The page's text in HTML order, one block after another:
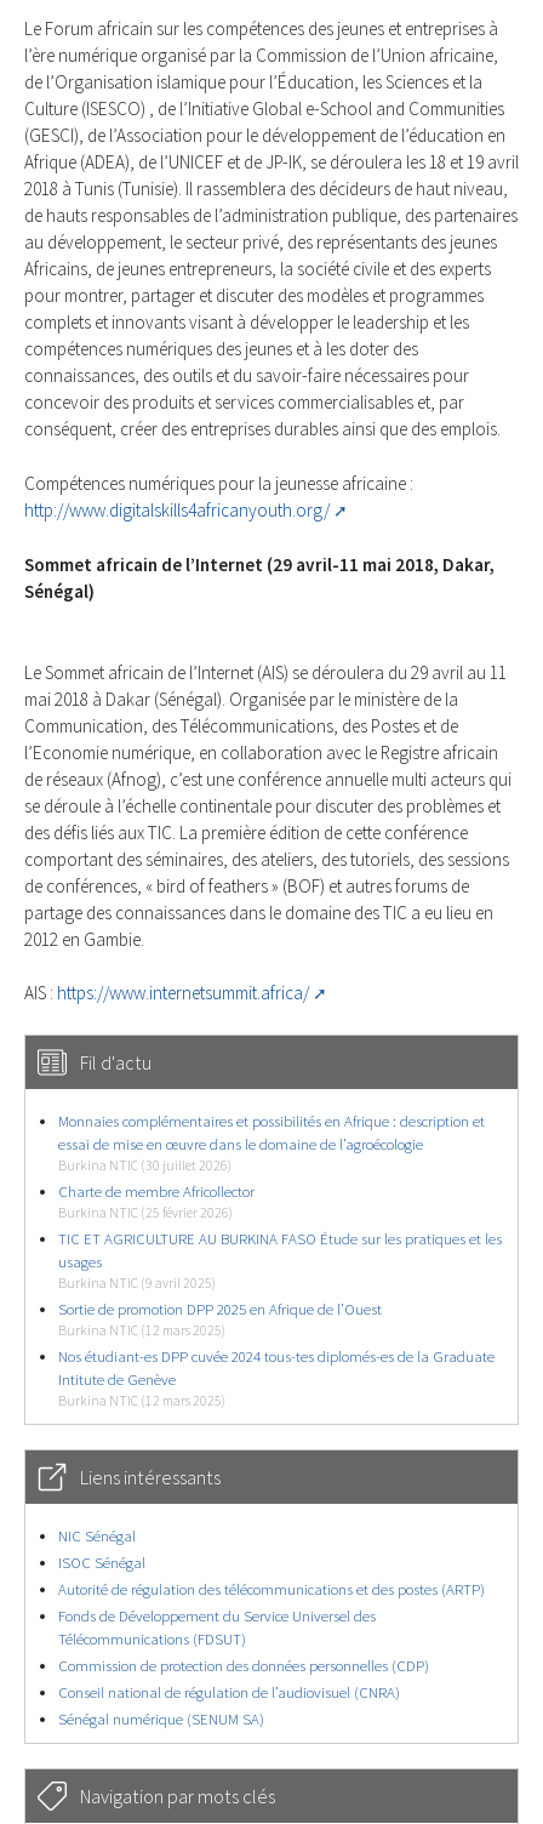
Le Forum africain sur les compétences des jeunes et entreprises à
l’ère numérique organisé par la Commission de l’Union africaine,
de l’Organisation islamique pour l’Éducation, les Sciences et la
Culture (ISESCO) , de l’Initiative Global e-School and Communities
(GESCI), de l’Association pour le développement de l’éducation en
Afrique (ADEA), de l’UNICEF et de JP-IK, se déroulera les 18 et 19 avril
2018 à Tunis (Tunisie). Il rassemblera des décideurs de haut niveau,
de hauts responsables de l’administration publique, des partenaires
au développement, le secteur privé, des représentants des jeunes
Africains, de jeunes entrepreneurs, la société civile et des experts
pour montrer, partager et discuter des modèles et programmes
complets et innovants visant à développer le leadership et les
compétences numériques des jeunes et à les doter des
connaissances, des outils et du savoir-faire nécessaires pour
concevoir des produits et services commercialisables et, par
conséquent, créer des entreprises durables ainsi que des emplois.
Compétences numériques pour la jeunesse africaine :
http://www.digitalskills4africanyouth.org/
Sommet africain de l’Internet (29 avril-11 mai 2018, Dakar,
Sénégal)
Le Sommet africain de l’Internet (AIS) se déroulera du 29 avril au 11
mai 2018 à Dakar (Sénégal). Organisée par le ministère de la
Communication, des Télécommunications, des Postes et de
l’Economie numérique, en collaboration avec le Registre africain
de réseaux (Afnog), c’est une conférence annuelle multi acteurs qui
se déroule à l’échelle continentale pour discuter des problèmes et
des défis liés aux TIC. La première édition de cette conférence
comportant des séminaires, des ateliers, des tutoriels, des sessions
de conférences, « bird of feathers » (BOF) et autres forums de
partage des connaissances dans le domaine des TIC a eu lieu en
2012 en Gambie.
AIS : https://www.internetsummit.africa/
Fil d'actu
Monnaies complémentaires et possibilités en Afrique : description et
essai de mise en œuvre dans le domaine de l’agroécologie
Burkina NTIC (30 juillet 2026)
Charte de membre Africollector
Burkina NTIC (25 février 2026)
TIC ET AGRICULTURE AU BURKINA FASO Étude sur les pratiques et les
usages
Burkina NTIC (9 avril 2025)
Sortie de promotion DPP 2025 en Afrique de l’Ouest
Burkina NTIC (12 mars 2025)
Nos étudiant-es DPP cuvée 2024 tous-tes diplomés-es de la Graduate
Intitute de Genève
Burkina NTIC (12 mars 2025)
Liens intéressants
NIC Sénégal
ISOC Sénégal
Autorité de régulation des télécommunications et des postes (ARTP)
Fonds de Développement du Service Universel des
Télécommunications (FDSUT)
Commission de protection des données personnelles (CDP)
Conseil national de régulation de l’audiovisuel (CNRA)
Sénégal numérique (SENUM SA)
Navigation par mots clés